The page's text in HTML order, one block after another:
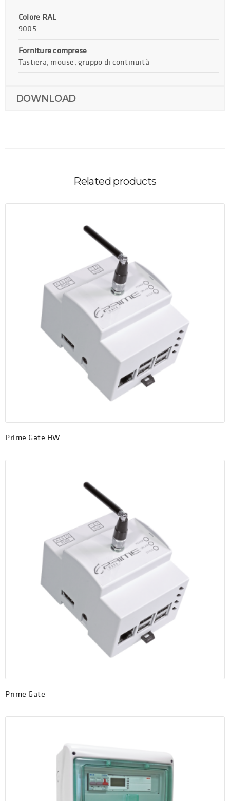
Colore RAL
9005
Forniture comprese
Tastiera; mouse; gruppo di continuità
DOWNLOAD
Related products
Prime Gate HW
Prime Gate